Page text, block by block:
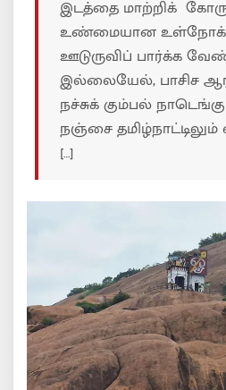
இடத்தை மாற்றிக்
உண்மையான
ஊடுருவிப் பார்க்க
இல்லையேல், பாசிச
நச்சுக் கும்பல்
நஞ்சை
[…]